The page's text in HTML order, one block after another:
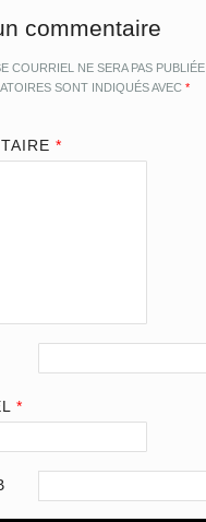
commentaire
COURRIEL NE SERA PAS PUBLIÉE.
SONT INDIQUÉS AVEC*
*
*